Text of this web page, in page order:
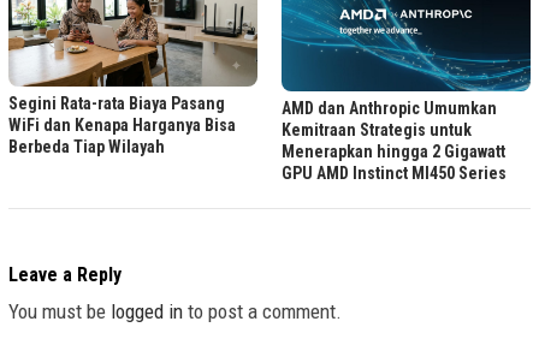
Segini Rata-rata Biaya Pasang
WiFi dan Kenapa Harganya Bisa
Berbeda Tiap Wilayah
AMD dan Anthropic Umumkan
Kemitraan Strategis untuk
Menerapkan hingga 2 Gigawatt
GPU AMD Instinct MI450 Series
Leave a Reply
You must be logged in to post a comment.